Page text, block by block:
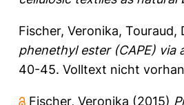
Fischer, Veronika, Touraud,
phenethyl ester (CAPE) via
40-45. Volltext nicht
Fischer, Veronika (2015)